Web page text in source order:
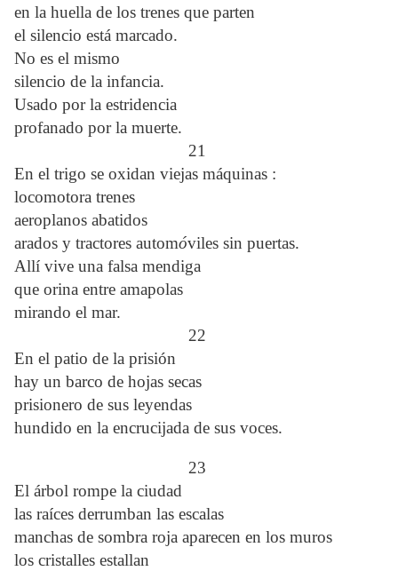
en la huella de los trenes que parten
el silencio está marcado.
No es el mismo
silencio de la infancia.
Usado por la estridencia
profanado por la muerte.
21
En el trigo se oxidan viejas máquinas :
locomotora trenes
aeroplanos abatidos
arados y tractores automóviles sin puertas.
Allí vive una falsa mendiga
que orina entre amapolas
mirando el mar.
22
En el patio de la prisión
hay un barco de hojas secas
prisionero de sus leyendas
hundido en la encrucijada de sus voces.
23
El árbol rompe la ciudad
las raíces derrumban las escalas
manchas de sombra roja aparecen en los muros
los cristalles estallan